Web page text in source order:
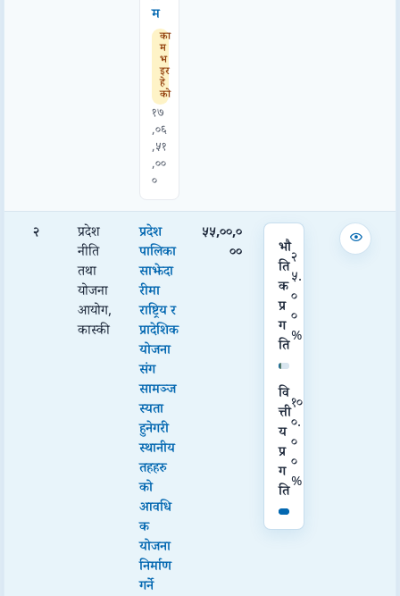
म
का
म
भ
इर
हे
को
१७
,०६
,५१
,००
०
२
प्रदेश
नीति
तथा
योजना
आयोग,
कास्की
प्रदेश
पालिका
साझेदा
रीमा
राष्ट्रिय र
प्रादेशिक
योजना
संग
सामञ्ज
स्यता
हुनेगरी
स्थानीय
तहहरु
को
आवधि
क
योजना
निर्माण
गर्ने
५५,००,०
००
भौ
ति
क
प्र
ग
ति
२
५.
०
०
%
वि
त्ती
य
प्र
ग
ति
१०
०.
०
०
%